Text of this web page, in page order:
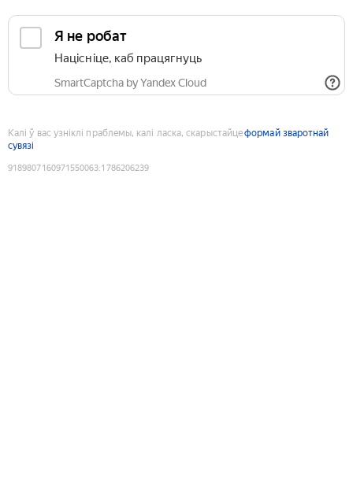
Я не робат
Націсніце, каб працягнуць
SmartCaptcha by Yandex Cloud
Калі ў вас узніклі праблемы, калі ласка, скарыстайцеформай зваротнай
сувязі
9189807160971550063:1786206239